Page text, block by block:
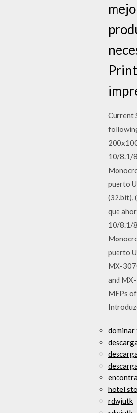
Current
10/8.1/
puerto
(32.bit),
que
10/8.1/
puerto
MX-
and
MFPs
dominar
hotel
rdwjutk